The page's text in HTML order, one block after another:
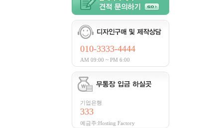
010-3333-4444
AM 09:00 ~ PM 6:00
기업은행
333
예금주:Hosting Factory